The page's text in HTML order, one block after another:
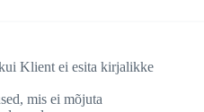
Klient ei esita kirjalikke
mis ei mõjuta